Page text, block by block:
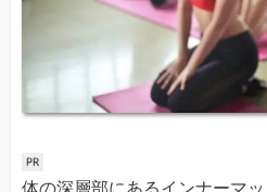
体の深層部にあるインナーマ